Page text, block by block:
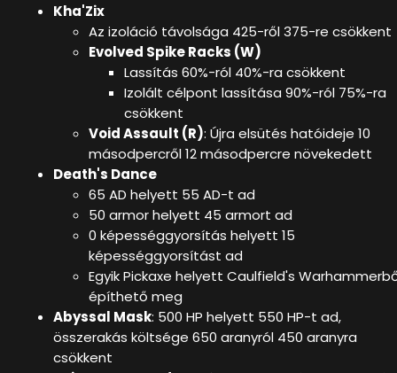
Kha'Zix
Az izoláció távolsága 425-ről 375-re csökkent
Evolved Spike Racks (W)
Lassítás 60%-ról 40%-ra csökkent
Izolált célpont lassítása 90%-ról 75%-ra
csökkent
Void Assault (R): Újra elsütés hatóideje 10
másodpercről 12 másodpercre növekedett
Death's Dance
65 AD helyett 55 AD-t ad
50 armor helyett 45 armort ad
0 képességgyorsítás helyett 15
képességgyorsítást ad
Egyik Pickaxe helyett Caulfield's
építhető meg
Abyssal Mask: 500 HP helyett 550 HP-t ad,
összerakás költsége 650 aranyról 450 aranyra
csökkent